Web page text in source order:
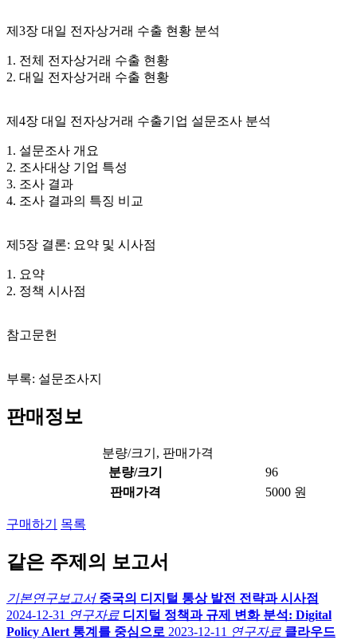
제3장 대일 전자상거래 수출 현황 분석
1. 전체 전자상거래 수출 현황
2. 대일 전자상거래 수출 현황
제4장 대일 전자상거래 수출기업 설문조사 분석
1. 설문조사 개요
2. 조사대상 기업 특성
3. 조사 결과
4. 조사 결과의 특징 비교
제5장 결론: 요약 및 시사점
1. 요약
2. 정책 시사점
참고문헌
부록: 설문조사지
판매정보
분량/크기, 판매가격
분량/크기
96
판매가격
5000 원
구매하기 목록
같은 주제의 보고서
기본연구보고서 중국의 디지털 통상 발전 전략과 시사점
2024-12-31 연구자료 디지털 정책과 규제 변화 분석: Digital
Policy Alert 통계를 중심으로 2023-12-11 연구자료 클라우드